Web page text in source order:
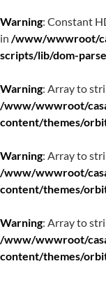
Warning: Constant
in /www/wwwroot/
scripts/lib/dom-
Warning: Array to
/www/wwwroot/
content/themes/
Warning: Array to
/www/wwwroot/
content/themes/
Warning: Array to
/www/wwwroot/
content/themes/